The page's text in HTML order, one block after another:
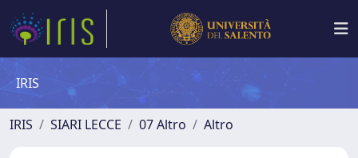
IRIS
IRIS SIARI LECCE 07 Altro Altro